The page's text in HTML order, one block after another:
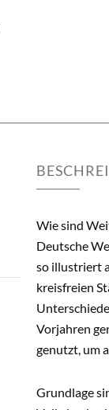
Wie sind
Deutsche
so illustriert
kreisfreien
Vorjahren
genutzt, um
Grundlage